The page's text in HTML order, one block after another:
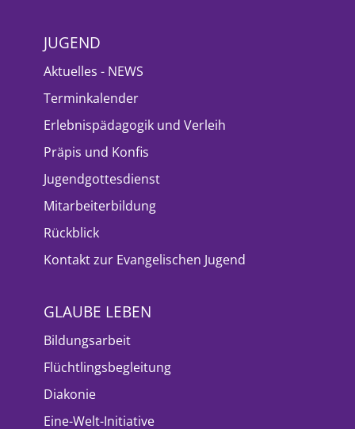
JUGEND
Aktuelles - NEWS
Terminkalender
Erlebnispädagogik und Verleih
Präpis und Konfis
Jugendgottesdienst
Mitarbeiterbildung
Rückblick
Kontakt zur Evangelischen Jugend
GLAUBE LEBEN
Bildungsarbeit
Flüchtlingsbegleitung
Diakonie
Eine-Welt-Initiative